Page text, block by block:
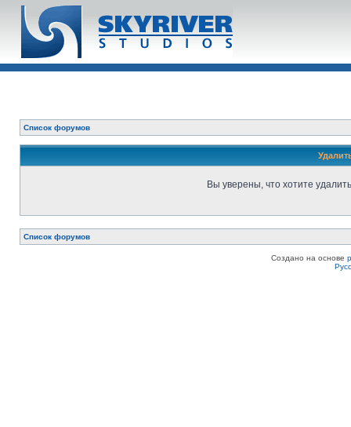
Список форумов
Вы уверены, что хотите
Список форумов
Создано на основе